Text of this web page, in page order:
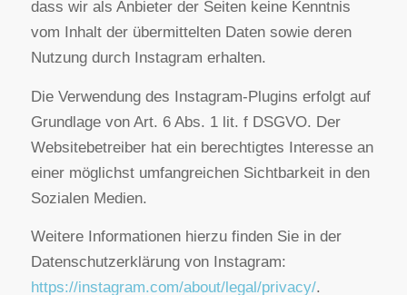
Road, Menlo Park, CA 94025, USA integriert.
sind, können Sie durch Anklicken des Instagram-
Buttons die Inhalte unserer Seiten mit Ihrem
Instagram-Profil verlinken. Dadurch kann
Instagram den Besuch unserer Seiten Ihrem
Benutzerkonto zuordnen. Wir weisen darauf hin,
dass wir als Anbieter der Seiten keine Kenntnis
Nutzung durch Instagram erhalten.
Die Verwendung des Instagram-Plugins erfolgt auf